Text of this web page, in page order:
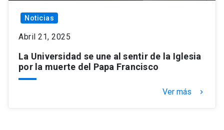
Noticias
Abril 21, 2025
La Universidad se une al sentir de la Iglesia
por la muerte del Papa Francisco
Ver más keyboard_arrow_right